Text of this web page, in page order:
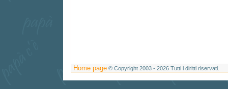
Home page © Copyright 2003 - 2026 Tutti i diritti riservati.